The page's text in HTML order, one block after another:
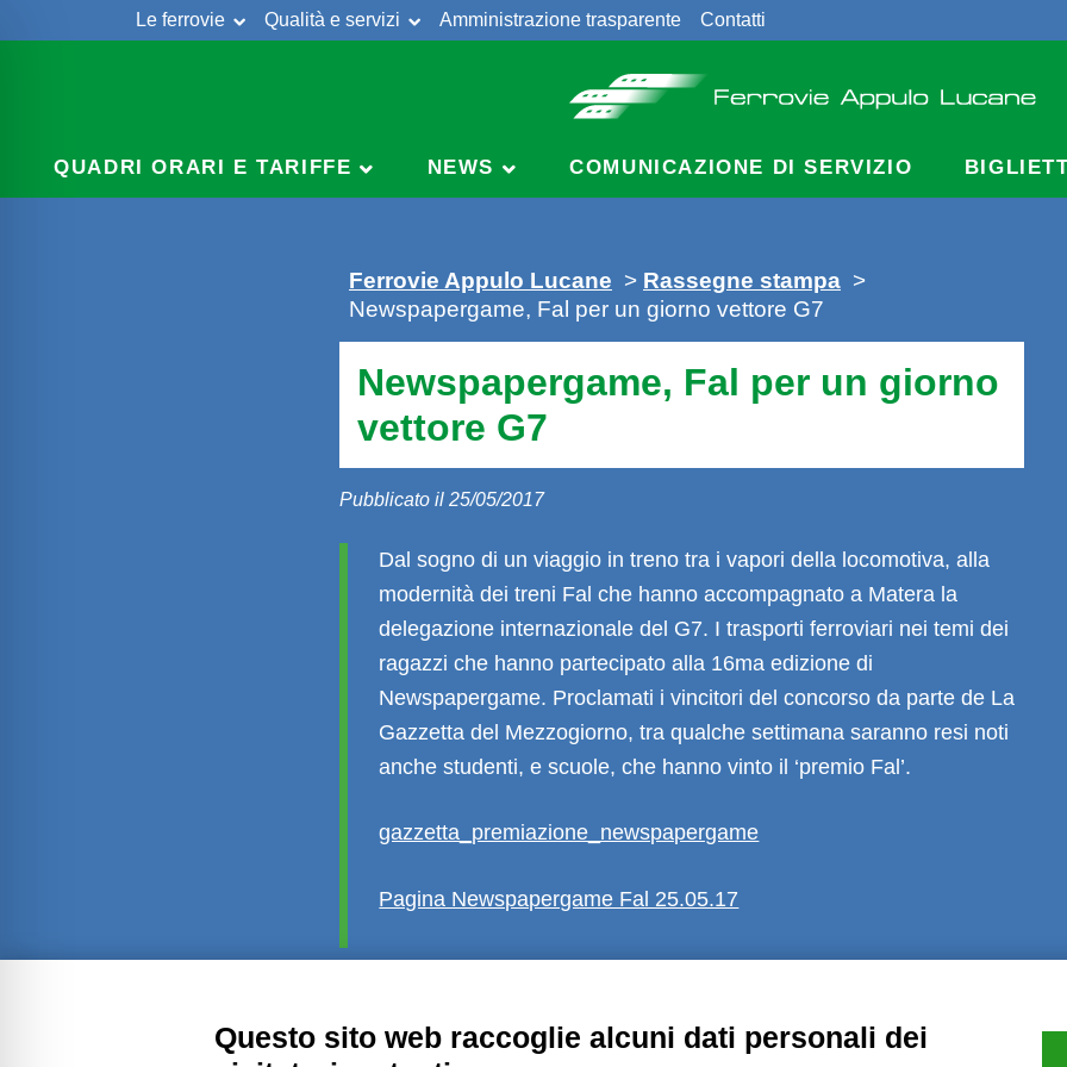
Le ferrovie Qualità e servizi Amministrazione trasparente Contatti
QUADRI ORARI E TARIFFE NEWS COMUNICAZIONE DI SERVIZIO
Ferrovie Appulo Lucane > Rassegne stampa >
Newspapergame, Fal per un giorno vettore G7
Newspapergame, Fal per un giorno
vettore G7
Pubblicato il 25/05/2017
Dal sogno di un viaggio in treno tra i vapori della locomotiva, alla
modernità dei treni Fal che hanno accompagnato a Matera la
delegazione internazionale del G7. I trasporti ferroviari nei temi dei
ragazzi che hanno partecipato alla 16ma edizione di
Newspapergame. Proclamati i vincitori del concorso da parte de La
Gazzetta del Mezzogiorno, tra qualche settimana saranno resi noti
anche studenti, e scuole, che hanno vinto il ‘premio Fal’.
gazzetta_premiazione_newspapergame
Pagina Newspapergame Fal 25.05.17
Amministrazione trasparente
Questo sito web raccoglie alcuni dati personali dei